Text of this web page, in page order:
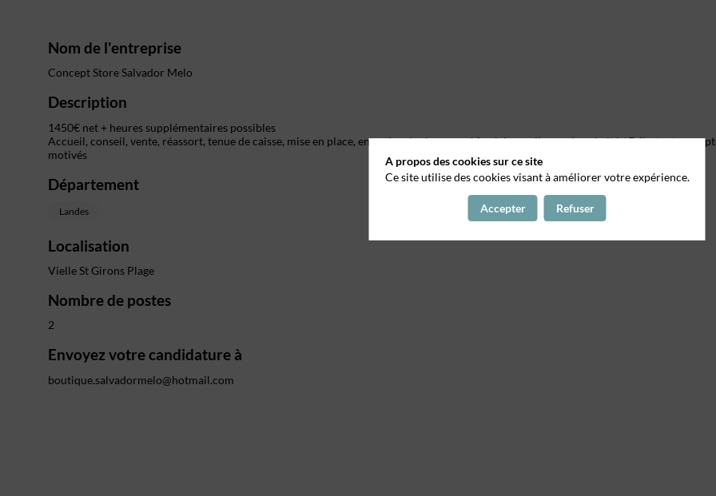
Nom de l'entreprise
Concept Store Salvador Melo
Description
1450€ net + heures supplémentaires possibles
Accueil, conseil, vente, réassort, tenue de caisse, mise en place, entretien des locaux… / Anglais ou allemand souhaité / Débutants
motivés
Département
Landes
Localisation
Vielle St Girons Plage
Nombre de postes
2
Envoyez votre candidature à
boutique.salvadormelo@hotmail.com
A propos des cookies sur ce site
Ce site utilise des cookies visant à améliorer votre expérience.
Accepter Refuser